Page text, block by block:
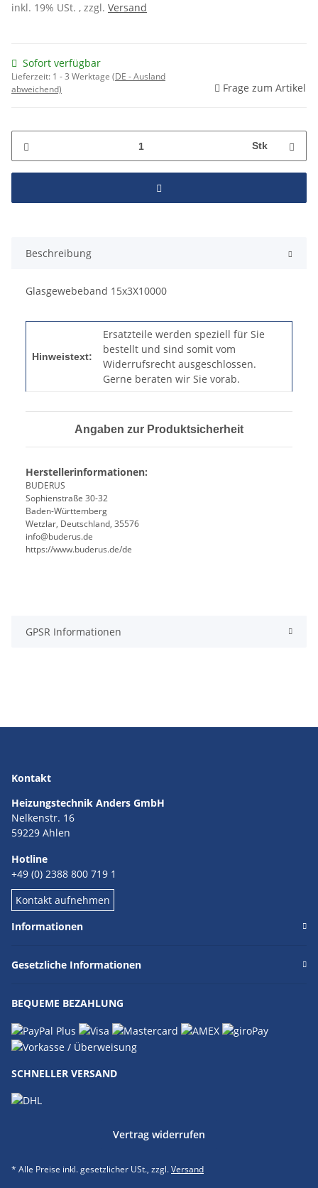
inkl. 19% USt. , zzgl. Versand
Sofort verfügbar
Lieferzeit: 1 - 3 Werktage (DE - Ausland
abweichend)
Frage zum Artikel
Stk
Beschreibung
Glasgewebeband 15x3X10000
Hinweistext:
Ersatzteile werden speziell für Sie
bestellt und sind somit vom
Widerrufsrecht ausgeschlossen.
Gerne beraten wir Sie vorab.
Angaben zur Produktsicherheit
Herstellerinformationen:
BUDERUS
Sophienstraße 30-32
Baden-Württemberg
Wetzlar, Deutschland, 35576
info@buderus.de
https://www.buderus.de/de
GPSR Informationen
Kontakt
Heizungstechnik Anders GmbH
Nelkenstr. 16
59229 Ahlen
Hotline
+49 (0) 2388 800 719 1
Kontakt aufnehmen
Informationen
Gesetzliche Informationen
BEQUEME BEZAHLUNG
SCHNELLER VERSAND
Vertrag widerrufen
* Alle Preise inkl. gesetzlicher USt., zzgl.Versand